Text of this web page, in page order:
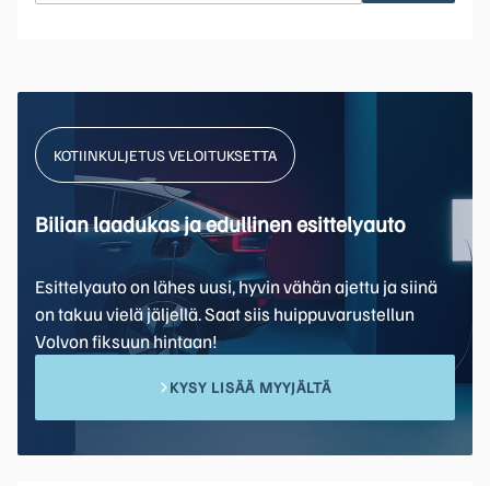
KOTIINKULJETUS VELOITUKSETTA
Bilian laadukas ja edullinen esittelyauto
Esittelyauto on lähes uusi, hyvin vähän ajettu ja siinä
on takuu vielä jäljellä. Saat siis huippuvarustellun
Volvon fiksuun hintaan!
KYSY LISÄÄ MYYJÄLTÄ